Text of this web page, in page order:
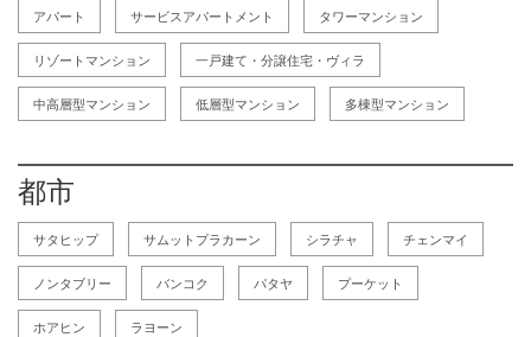
アパート サービスアパートメント タワーマンション
リゾートマンション 一戸建て・分譲住宅・ヴィラ
中高層型マンション 低層型マンション 多棟型マンション
都市
サタヒップ サムットプラカーン シラチャ チェンマイ
ノンタブリー バンコク パタヤ プーケット
ホアヒン ラヨーン